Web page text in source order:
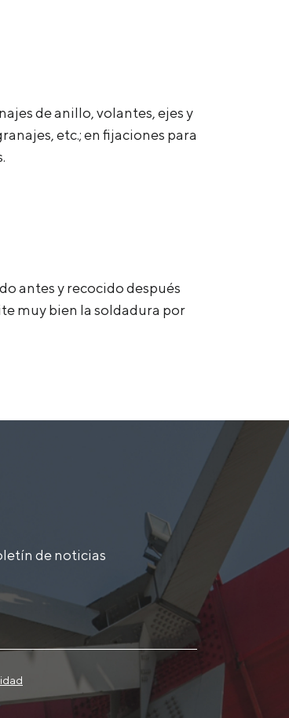
de anillo, volantes, ejes y
etc.; en fijaciones para
antes y recocido después
muy bien la soldadura por
de noticias